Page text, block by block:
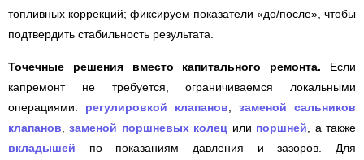
топливных коррекций; фиксируем показатели «до/после», чтобы
подтвердить стабильность результата.
Точечные решения вместо капитального ремонта. Если
капремонт не требуется, ограничиваемся локальными
операциями: регулировкой клапанов
заменой сальников
клапанов ,заменой поршневых колец или поршней , а также
вкладышей по показаниям давления и зазоров. Для